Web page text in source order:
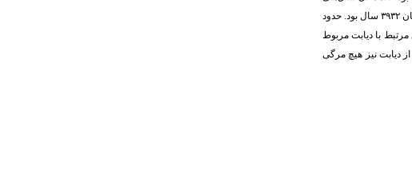
در میان شرکت‌کنندگان ۳۹۳۲ سال بود. حدود
با دیابت مربوط
دیابت نیز هیچ مرگی